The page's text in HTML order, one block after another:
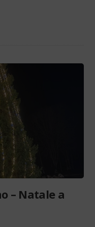
– Natale a